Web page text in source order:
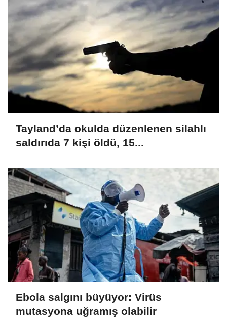
Tayland’da okulda düzenlenen silahlı
saldırıda 7 kişi öldü, 15...
Ebola salgını büyüyor: Virüs
mutasyona uğramış olabilir